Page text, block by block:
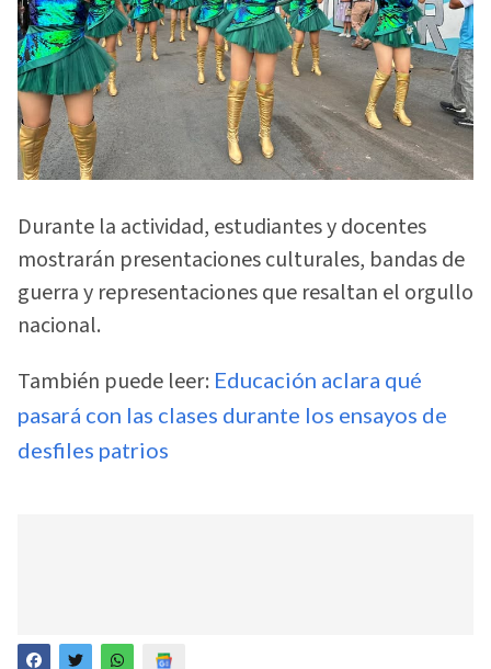
Durante la actividad, estudiantes y docentes
mostrarán presentaciones culturales, bandas de
guerra y representaciones que resaltan el orgullo
nacional.
También puede leer: Educación aclara qué
pasará con las clases durante los ensayos de
desfiles patrios